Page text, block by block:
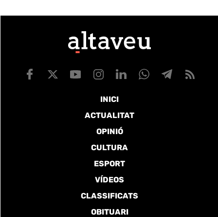
INICI
ACTUALITAT
OPINIÓ
CULTURA
ESPORT
VÍDEOS
CLASSIFICATS
OBITUARI